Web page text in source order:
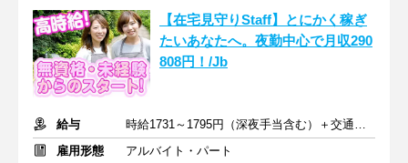
【在宅見守りStaff】とにかく稼ぎ
たいあなたへ。夜勤中心で月収290
808円！/Jb
給与
時給1731～1795円（深夜手当含む）＋交通費支給
雇用形態
アルバイト・パート